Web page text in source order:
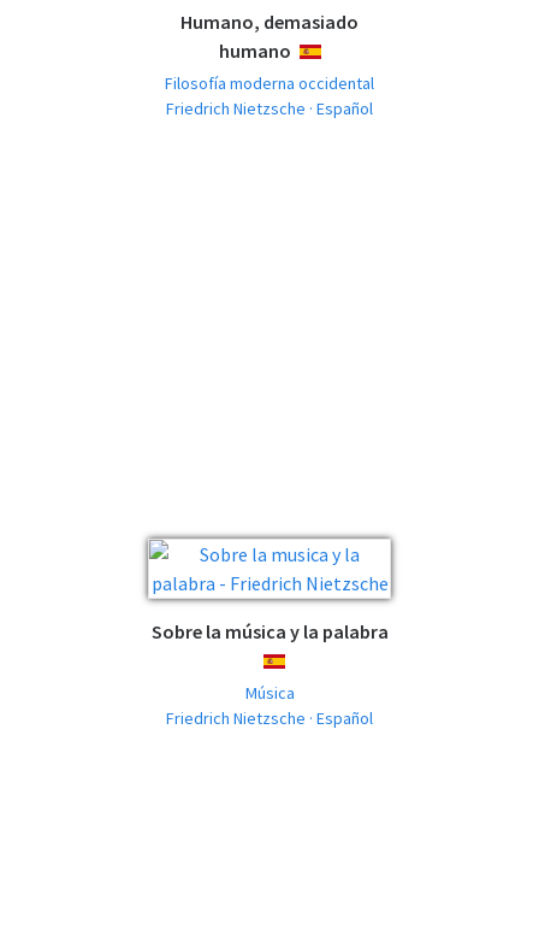
Humano, demasiado
humano
ESPAÑOL
Filosofía moderna occidental
Friedrich Nietzsche · Español
Sobre la música y la palabra
ESPAÑOL
Música
Friedrich Nietzsche · Español